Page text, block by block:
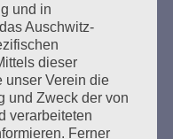
müssen wir
immer wieder
und
und in
Auschwitz-
dieser
unser Verein die
und Zweck der von
verarbeiteten
Ferner